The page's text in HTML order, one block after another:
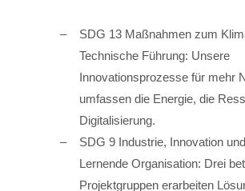
SDG 13 Maßnahmen zum
Technische Führung: Unsere
Innovationsprozesse für mehr
umfassen die Energie, die
Digitalisierung.
SDG 9 Industrie, Innovation
Lernende Organisation: Drei
Projektgruppen erarbeiten